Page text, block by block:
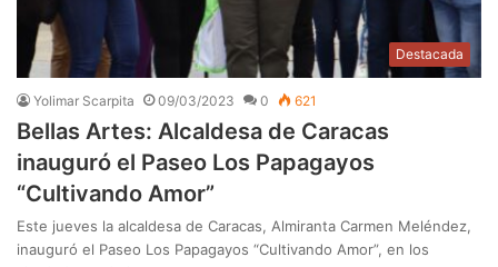
Destacada
Yolimar Scarpita 09/03/2023 0 621
Bellas Artes: Alcaldesa de Caracas
inauguró el Paseo Los Papagayos
“Cultivando Amor”
Este jueves la alcaldesa de Caracas, Almiranta Carmen Meléndez,
inauguró el Paseo Los Papagayos “Cultivando Amor”, en los